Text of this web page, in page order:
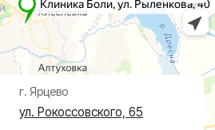
Акции
Врачи
Новости
Пациентам
Социальные проекты
Справки